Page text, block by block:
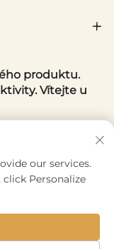
produktu.
Vítejte u
our services.
Personalize